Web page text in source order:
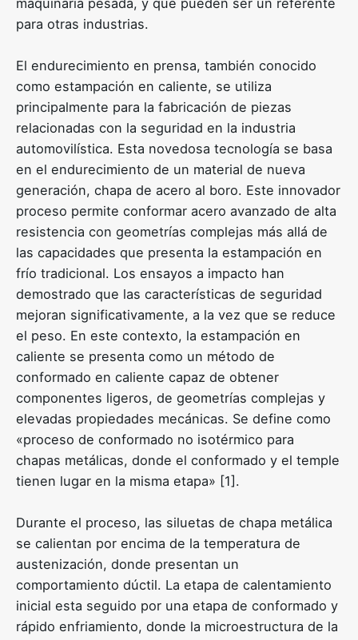
para otras industrias.
El endurecimiento en prensa, también conocido
como estampación en caliente, se utiliza
principalmente para la fabricación de piezas
relacionadas con la seguridad en la industria
automovilística. Esta novedosa tecnología se basa
en el endurecimiento de un material de nueva
generación, chapa de acero al boro. Este innovador
proceso permite conformar acero avanzado de alta
resistencia con geometrías complejas más allá de
las capacidades que presenta la estampación en
frío tradicional. Los ensayos a impacto han
demostrado que las características de seguridad
mejoran significativamente, a la vez que se reduce
el peso. En este contexto, la estampación en
caliente se presenta como un método de
conformado en caliente capaz de obtener
componentes ligeros, de geometrías complejas y
elevadas propiedades mecánicas. Se define como
«proceso de conformado no isotérmico para
chapas metálicas, donde el conformado y el temple
tienen lugar en la misma etapa» [1].
Durante el proceso, las siluetas de chapa metálica
se calientan por encima de la temperatura de
austenización, donde presentan un
comportamiento dúctil. La etapa de calentamiento
inicial esta seguido por una etapa de conformado y
rápido enfriamiento, donde la microestructura de la